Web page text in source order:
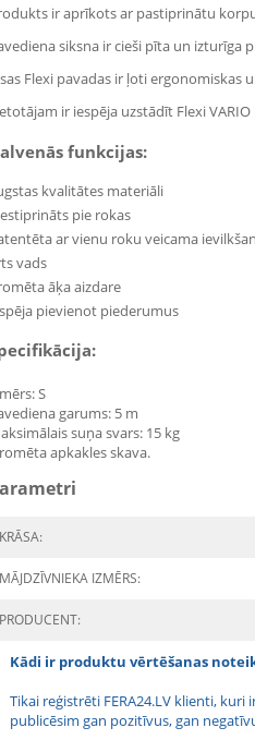
ir aprīkots ar pastiprinātu
siksna ir cieši pīta un
Flexi pavadas ir ļoti ergonomiskas
ir iespēja uzstādīt Flexi
funkcijas:
kvalitātes materiāli
pie rokas
ar vienu roku veicama
vads
āķa aizdare
pievienot piederumus
S
garums: 5 m
suņa svars: 15 kg
apkakles skava.
KRĀSA:
MĀJDZĪVNIEKA IZMĒRS:
PRODUCENT:
Kādi ir produktu vērtēšanas
Tikai reģistrēti FERA24.LV klienti,
publicēsim gan pozitīvus, gan